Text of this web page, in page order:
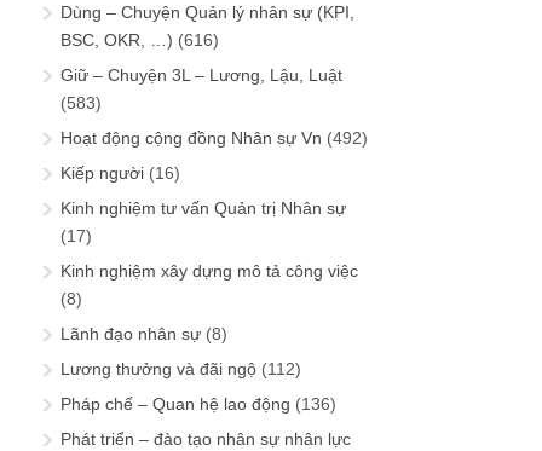
Dùng – Chuyện Quản lý nhân sự (KPI,
BSC, OKR, …) (616)
Giữ – Chuyện 3L – Lương, Lậu, Luật
(583)
Hoạt động cộng đồng Nhân sự Vn (492)
Kiếp người (16)
Kinh nghiệm tư vấn Quản trị Nhân sự
(17)
Kinh nghiệm xây dựng mô tả công việc
(8)
Lãnh đạo nhân sự (8)
Lương thưởng và đãi ngộ (112)
Pháp chế – Quan hệ lao động (136)
Phát triển – đào tạo nhân sự nhân lực